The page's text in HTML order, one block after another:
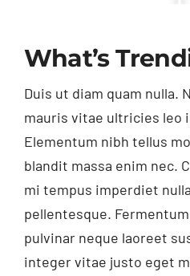
What’s
Duis ut diam quam nulla.
mauris vitae ultricies leo
Elementum nibh tellus
blandit massa enim nec.
mi tempus imperdiet
pellentesque.
pulvinar neque laoreet
integer vitae justo eget